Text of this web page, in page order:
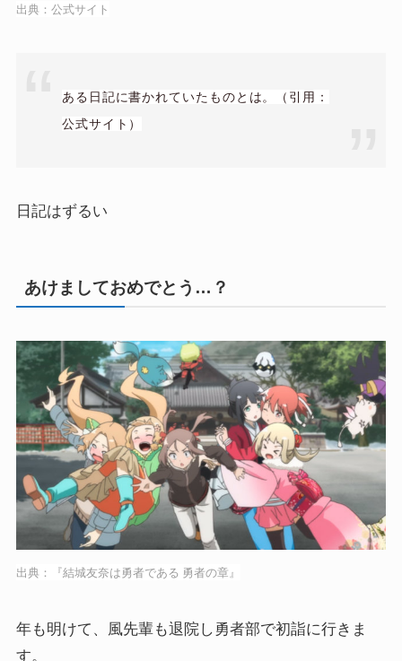
出典：公式サイト
ある日記に書かれていたものとは。（引用：
公式サイト）
日記はずるい
あけましておめでとう…？
出典：『結城友奈は勇者である 勇者の章』
年も明けて、風先輩も退院し勇者部で初詣に行きま
す。